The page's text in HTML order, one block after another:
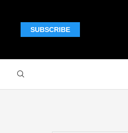
SUBSCRIBE